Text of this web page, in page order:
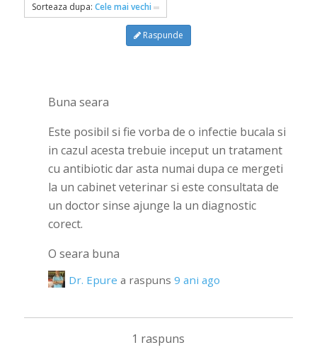
Sorteaza dupa: Cele mai vechi
Raspunde
Buna seara
Este posibil si fie vorba de o infectie bucala si
in cazul acesta trebuie inceput un tratament
cu antibiotic dar asta numai dupa ce mergeti
la un cabinet veterinar si este consultata de
un doctor sinse ajunge la un diagnostic
corect.
O seara buna
Dr. Epure a raspuns 9 ani ago
1 raspuns